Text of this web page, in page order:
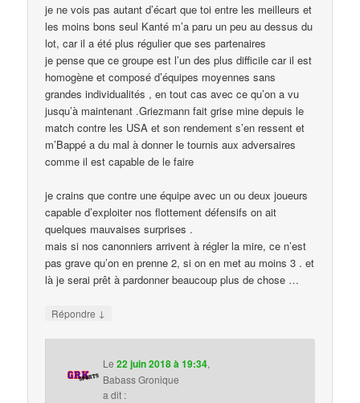
je ne vois pas autant d’écart que toi entre les meilleurs et
les moins bons seul Kanté m’a paru un peu au dessus du
lot, car il a été plus régulier que ses partenaires
je pense que ce groupe est l’un des plus difficile car il est
homogène et composé d’équipes moyennes sans
grandes individualités , en tout cas avec ce qu’on a vu
jusqu’à maintenant .Griezmann fait grise mine depuis le
match contre les USA et son rendement s’en ressent et
m’Bappé a du mal à donner le tournis aux adversaires
comme il est capable de le faire
je crains que contre une équipe avec un ou deux joueurs
capable d’exploiter nos flottement défensifs on ait
quelques mauvaises surprises .
mais si nos canonniers arrivent à régler la mire, ce n’est
pas grave qu’on en prenne 2, si on en met au moins 3 . et
là je serai prêt à pardonner beaucoup plus de chose …
Répondre ↓
Le22 juin 2018 à 19:34,
Babass Gronique
a dit :